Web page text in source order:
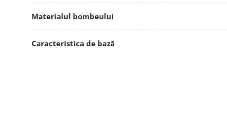
Materialul bombeului
Caracteristica de bază